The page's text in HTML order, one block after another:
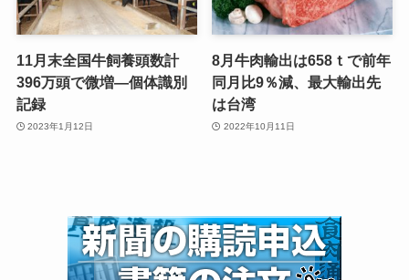
11月末全国牛飼養頭数計
396万頭で微増—個体識別
記録
2023年1月12日
8月牛肉輸出は658ｔで前年
同月比9％減、最大輸出先
は台湾
2022年10月11日